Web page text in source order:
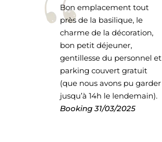
Bon emplacement tout
près de la basilique, le
charme de la décoration,
bon petit déjeuner,
gentillesse du personnel et
parking couvert gratuit
(que nous avons pu garder
jusqu’à 14h le lendemain).
Booking31/03/2025